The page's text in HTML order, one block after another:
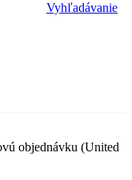
Vyhľadávanie
objednávku (United